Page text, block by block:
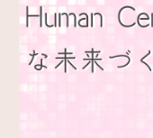
採用情報
法人情報